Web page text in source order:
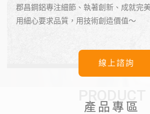
郡昌鋼鋁專注細節、執著創新、成就完美
用細心要求品質，用技術創造價值～
線上諮詢
產品專區